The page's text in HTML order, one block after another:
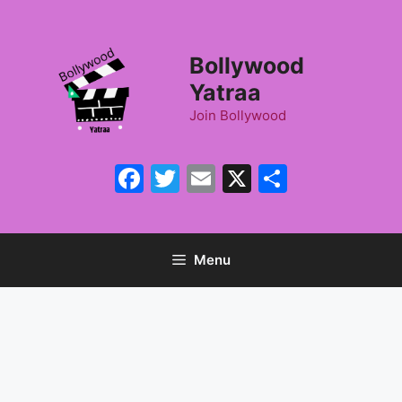
Bollywood
Yatraa
Join Bollywood
Facebook
Twitter
Email
X
Menu